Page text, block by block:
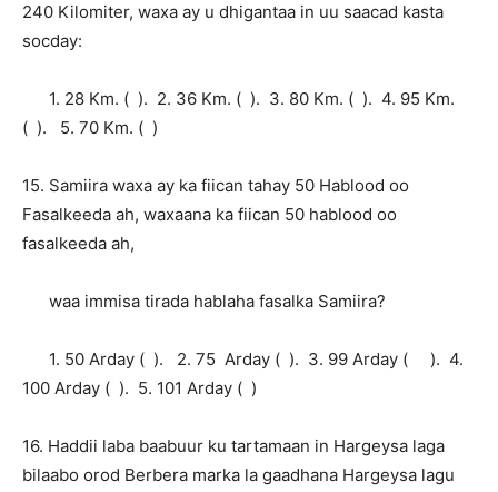
240 Kilomiter, waxa ay u dhigantaa in uu saacad kasta
socday:
1. 28 Km. ( ). 2. 36 Km. ( ). 3. 80 Km. ( ). 4. 95 Km.
( ). 5. 70 Km. ( )
15. Samiira waxa ay ka fiican tahay 50 Hablood oo
Fasalkeeda ah, waxaana ka fiican 50 hablood oo
fasalkeeda ah,
waa immisa tirada hablaha fasalka Samiira?
1. 50 Arday ( ). 2. 75 Arday ( ). 3. 99 Arday ( ). 4.
100 Arday ( ). 5. 101 Arday ( )
16. Haddii laba baabuur ku tartamaan in Hargeysa laga
bilaabo orod Berbera marka la gaadhana Hargeysa lagu